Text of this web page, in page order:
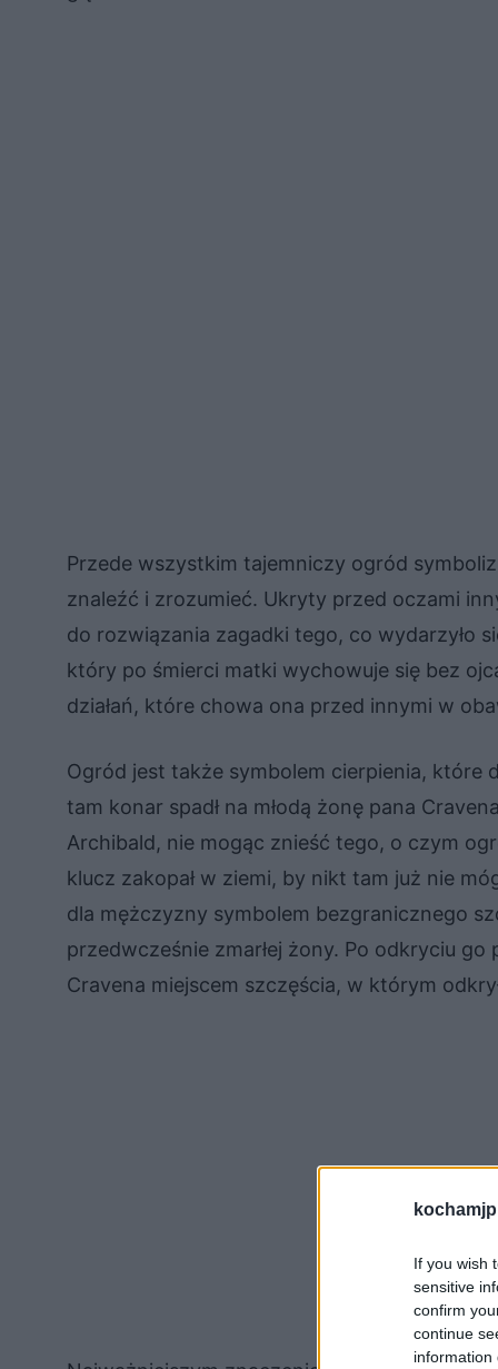
If you wish
sensitive
confirm
continue
information
Przede wszystkim tajemniczy ogród
znaleźć i zrozumieć. Ukryty przed oczami
do rozwiązania zagadki tego, co wydarzyło
który po śmierci matki wychowuje się bez
działań, które chowa ona przed innymi w
Ogród jest także symbolem cierpienia, które
tam konar spadł na młodą żonę pana
Archibald, nie mogąc znieść tego, o czym
klucz zakopał w ziemi, by nikt tam już nie
dla mężczyzny symbolem bezgranicznego
przedwcześnie zmarłej żony. Po odkryciu
Cravena miejscem szczęścia, w którym